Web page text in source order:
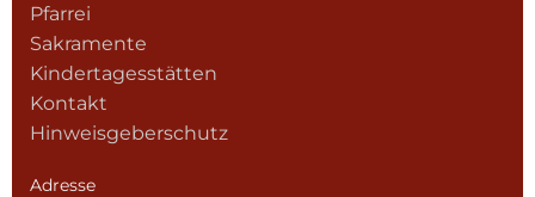
Pfarrei
Sakramente
Kindertagesstätten
Kontakt
Hinweisgeberschutz
Adresse